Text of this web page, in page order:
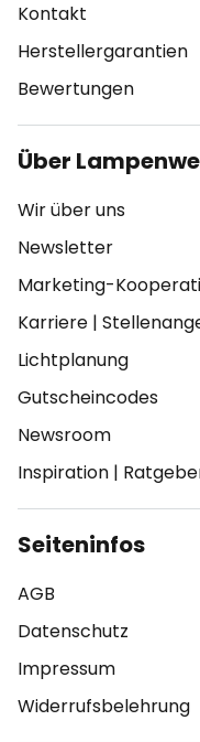
Kontakt
Herstellergarantien
Bewertungen
Über
Wir über uns
Newsletter
Marketing-
Karriere |
Lichtplanung
Gutscheincodes
Newsroom
Inspiration |
Seiteninfos
AGB
Datenschutz
Impressum
Widerrufsbelehrung